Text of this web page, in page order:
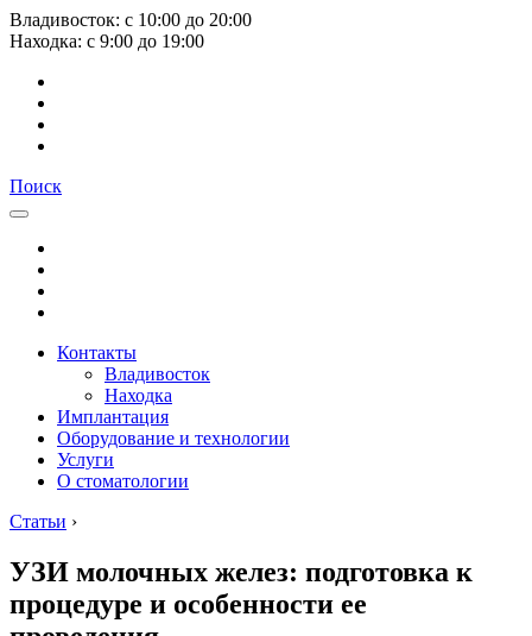
Владивосток: с 10:00 до 20:00
Находка: с 9:00 до 19:00
Поиск
Контакты
Владивосток
Находка
Имплантация
Оборудование и технологии
Услуги
О стоматологии
Статьи ›
УЗИ молочных желез: подготовка к
процедуре и особенности ее